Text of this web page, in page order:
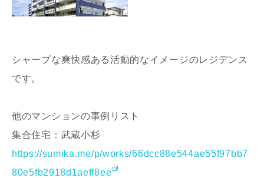
シャープな爽快感ある活動的なイメージのレジデンス
です。
他のマンションの事例リスト
集合住宅：武蔵小杉
https://sumika.me/p/works/66dcc88e544ae55f97bb7
80e5fb2918d1aeff8ee